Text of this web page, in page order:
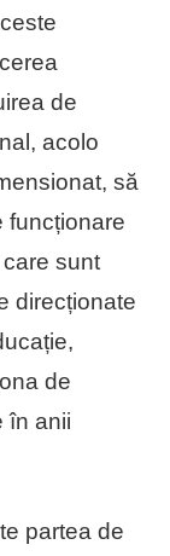
de
acolo
să
funcționare
sunt
direcționate
de
în anii
partea de